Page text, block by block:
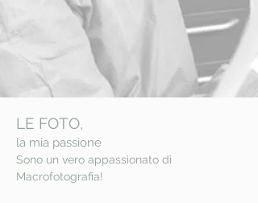
LE FOTO,
la mia passione
Sono un vero appassionato di
Macrofotografia!